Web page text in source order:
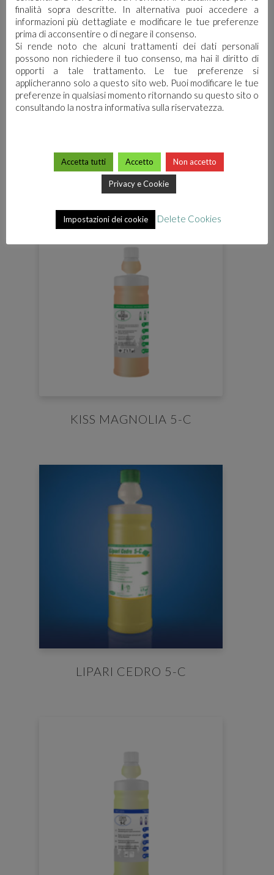
GREEN LAVANDA 5-C
KISS MAGNOLIA 5-C
LIPARI CEDRO 5-C
finalità sopra descritte. In alternativa puoi accedere a
informazioni più dettagliate e modificare le tue preferenze
prima di acconsentire o di negare il consenso.
Si rende noto che alcuni trattamenti dei dati personali
possono non richiedere il tuo consenso, ma hai il diritto di
opporti a tale trattamento. Le tue preferenze si
applicheranno solo a questo sito web. Puoi modificare le tue
preferenze in qualsiasi momento ritornando su questo sito o
consultando la nostra informativa sulla riservatezza.
Accetta tutti Accetto Non accetto
Privacy e Cookie
Impostazioni dei cookie Delete Cookies